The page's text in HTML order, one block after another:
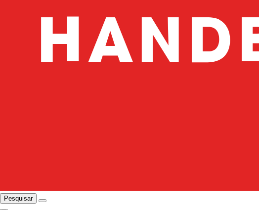
Pesquisar